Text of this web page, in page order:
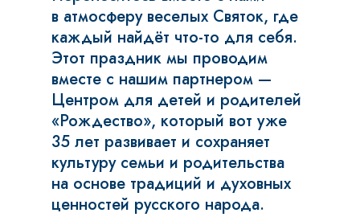
в атмосферу веселых Святок, где
каждый найдёт что-то для себя.
Этот праздник мы проводим
вместе с нашим партнером —
Центром для детей и родителей
«Рождество», который вот уже
35 лет развивает и сохраняет
культуру семьи и родительства
на основе традиций и духовных
ценностей русского народа.